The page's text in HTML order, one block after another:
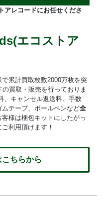
アレコードにお任せくださ
エコストア
累計買取枚数2000万枚を突
買取・販売を行っておりま
、キャンセル返送料、手数
テープ、ボールペンなど全
様は梱包キットにしたがっ
利用頂けます！
ちらから